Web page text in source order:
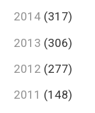
2014 (317)
2013 (306)
2012 (277)
2011 (148)